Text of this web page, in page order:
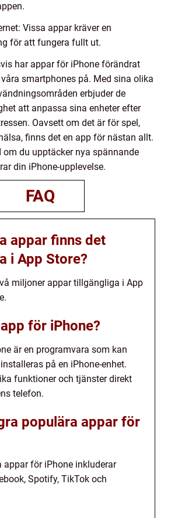
Vissa appar kräver en
för att fungera fullt ut.
har appar för iPhone förändrat
smartphones på. Med sina olika
erbjuder de
att anpassa sina enheter efter
Oavsett om det är för spel,
finns det en app för nästan allt.
om du upptäcker nya spännande
din iPhone-upplevelse.
FAQ
appar finns det
i App Store?
miljoner appar tillgängliga i App
för iPhone?
är en programvara som kan
på en iPhone-enhet.
funktioner och tjänster direkt
telefon.
populära appar för
appar för iPhone inkluderar
Spotify, TikTok och